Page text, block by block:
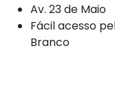
Av. 23 de Maio
Fácil acesso
Branco